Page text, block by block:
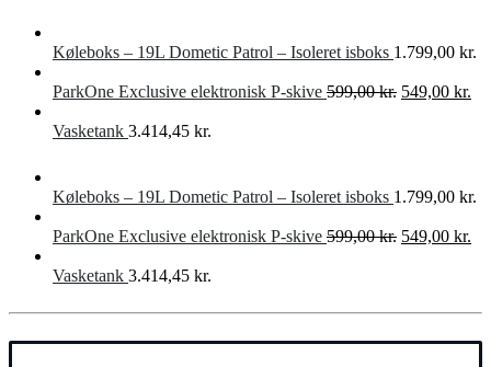
Køleboks – 19L Dometic Patrol – Isoleret isboks 1.799,00 kr.
ParkOne Exclusive elektronisk P-skive 599,00kr. Den
549,00 kr.
Vasketank 3.414,45 kr.
Køleboks – 19L Dometic Patrol – Isoleret isboks 1.799,00 kr.
ParkOne Exclusive elektronisk P-skive 599,00kr. Den
599,00 kr..
549,00 kr.
Vasketank 3.414,45 kr.